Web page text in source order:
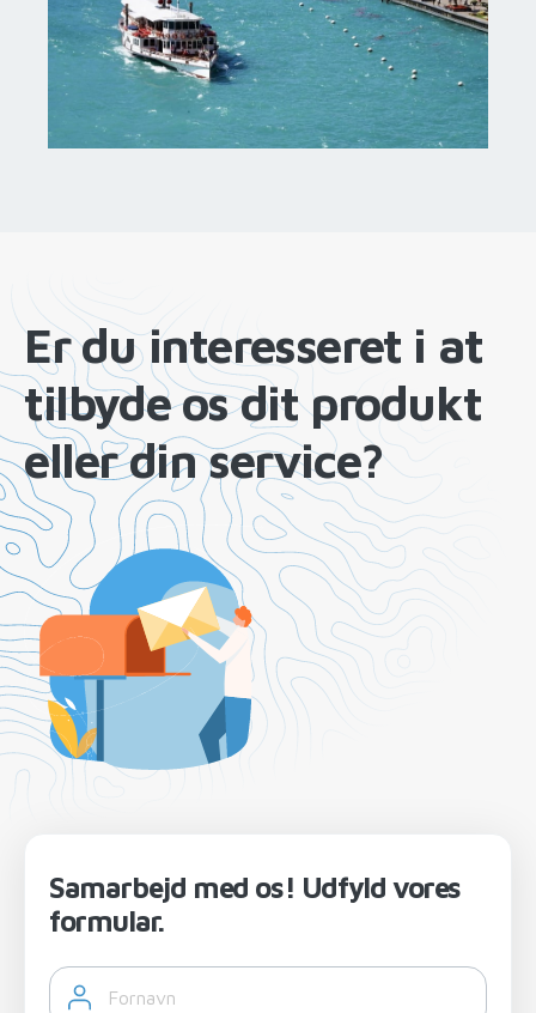
Er du interesseret i at
tilbyde os dit produkt
eller din service?
Samarbejd med os! Udfyld vores
formular.